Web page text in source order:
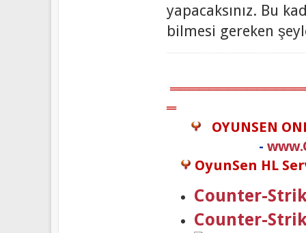
yapacaksınız. Bu
bilmesi gereken
═
OYUNSEN
-
OyunSen HL
Counter-
Counter-